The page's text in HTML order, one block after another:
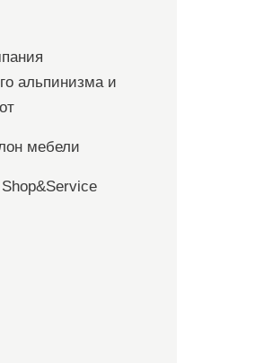
альпинизма и
мебели